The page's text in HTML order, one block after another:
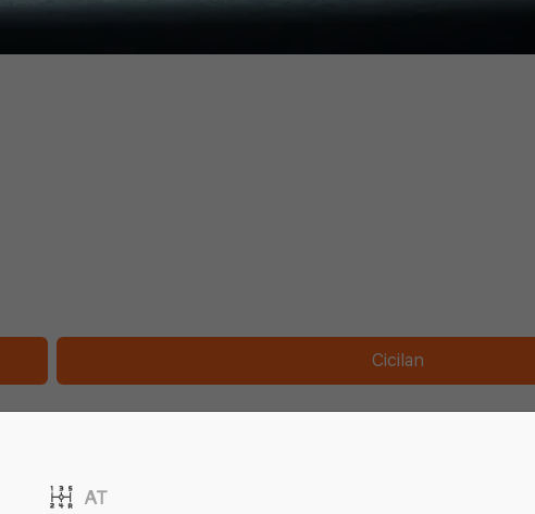
Cicilan
AT